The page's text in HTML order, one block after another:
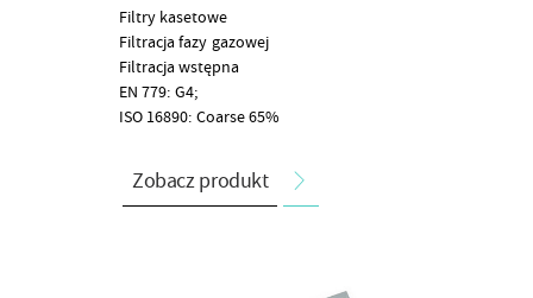
Filtry kasetowe
Filtracja fazy gazowej
Filtracja wstępna
EN 779: G4;
ISO 16890: Coarse 65%
Zobacz produkt